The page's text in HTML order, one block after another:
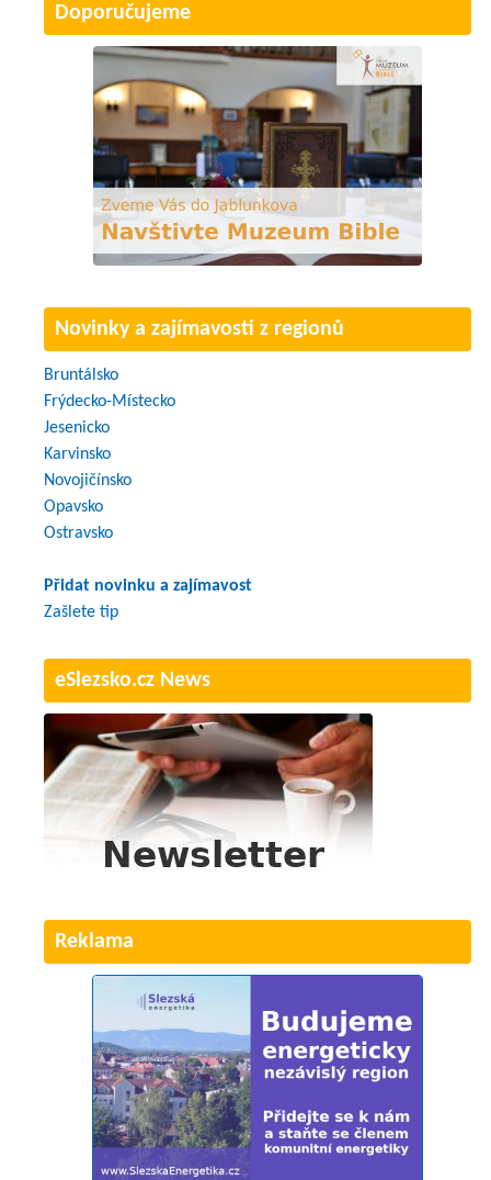
Doporučujeme
Novinky a zajímavosti z regionů
Bruntálsko
Frýdecko-Místecko
Jesenicko
Karvinsko
Novojičínsko
Opavsko
Ostravsko
Přidat novinku a zajímavost
Zašlete tip
eSlezsko.cz News
Reklama